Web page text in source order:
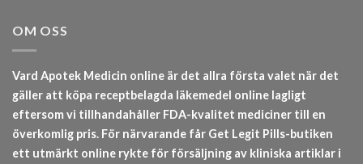
OM OSS
Vard Apotek Medicin online är det allra första valet när det
gäller att köpa receptbelagda läkemedel online lagligt
eftersom vi tillhandahåller FDA-kvalitet mediciner till en
överkomlig pris. För närvarande får Get Legit Pills-butiken
ett utmärkt online rykte för försäljning av kliniska artiklar i